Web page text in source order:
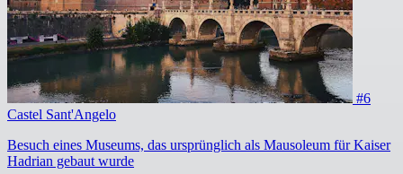
#6
Castel Sant'Angelo
Besuch eines Museums, das ursprünglich als Mausoleum für Kaiser
Hadrian gebaut wurde